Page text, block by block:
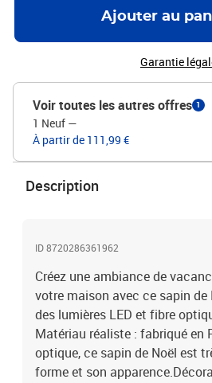
6 WIndice IP : IP44Avec 280
LEDSource de lumière : fibre optique et
couleursDifférentes couleurs changent
lumière en forme d'étoile à la cimeLa
Ajouter au
Garantie
Voir toutes les autres offres 1
1 Neuf —
À partir de 111,99 €
Description
ID 8720286361962
Créez une ambiance de
votre maison avec ce sapin
des lumières LED et fibre
Matériau réaliste : fabriqué en
optique, ce sapin de Noël est
forme et son